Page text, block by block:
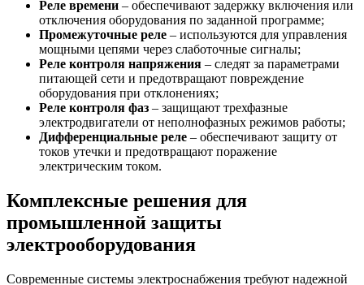
Реле времени – обеспечивают задержку включения или
отключения оборудования по заданной программе;
Промежуточные реле – используются для управления
мощными цепями через слаботочные сигналы;
Реле контроля напряжения – следят за параметрами
питающей сети и предотвращают повреждение
оборудования при отклонениях;
Реле контроля фаз – защищают трехфазные
электродвигатели от неполнофазных режимов работы;
Дифференциальные реле – обеспечивают защиту от
токов утечки и предотвращают поражение
электрическим током.
Комплексные решения для
промышленной защиты
электрооборудования
Современные системы электроснабжения требуют надежной